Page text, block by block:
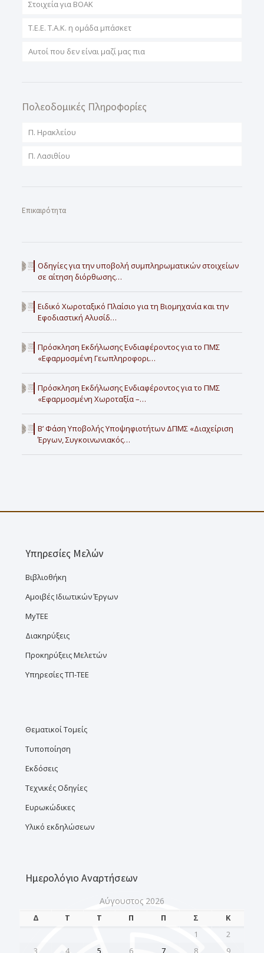
Στοιχεία για ΒΟΑΚ
T.E.E. T.A.K. η ομάδα μπάσκετ
Αυτοί που δεν είναι μαζί μας πια
Πολεοδομικές Πληροφορίες
Π. Ηρακλείου
Π. Λασιθίου
Επικαιρότητα
Οδηγίες για την υποβολή συμπληρωματικών στοιχείων
σε αίτηση διόρθωσης…
Ειδικό Χωροταξικό Πλαίσιο για τη Βιομηχανία και την
Εφοδιαστική Αλυσίδ…
Πρόσκληση Εκδήλωσης Ενδιαφέροντος για το ΠΜΣ
«Εφαρμοσμένη Γεωπληροφορι…
Πρόσκληση Εκδήλωσης Ενδιαφέροντος για το ΠΜΣ
«Εφαρμοσμένη Χωροταξία –…
Β’ Φάση Υποβολής Υποψηφιοτήτων ΔΠΜΣ «Διαχείριση
Έργων, Συγκοινωνιακός…
Υπηρεσίες Μελών
Βιβλιοθήκη
Αμοιβές Ιδιωτικών Έργων
MyTEE
Διακηρύξεις
Προκηρύξεις Μελετών
Υπηρεσίες ΤΠ-ΤΕΕ
Θεματικοί Τομείς
Τυποποίηση
Εκδόσεις
Τεχνικές Οδηγίες
Ευρωκώδικες
Υλικό εκδηλώσεων
Ημερολόγιο Αναρτήσεων
Αύγουστος 2026
Δ Τ Τ Π Π Σ
Κ
1
2